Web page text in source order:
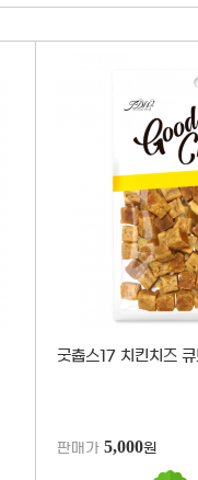
굿츕스17 치킨치즈
판매가 5,000원